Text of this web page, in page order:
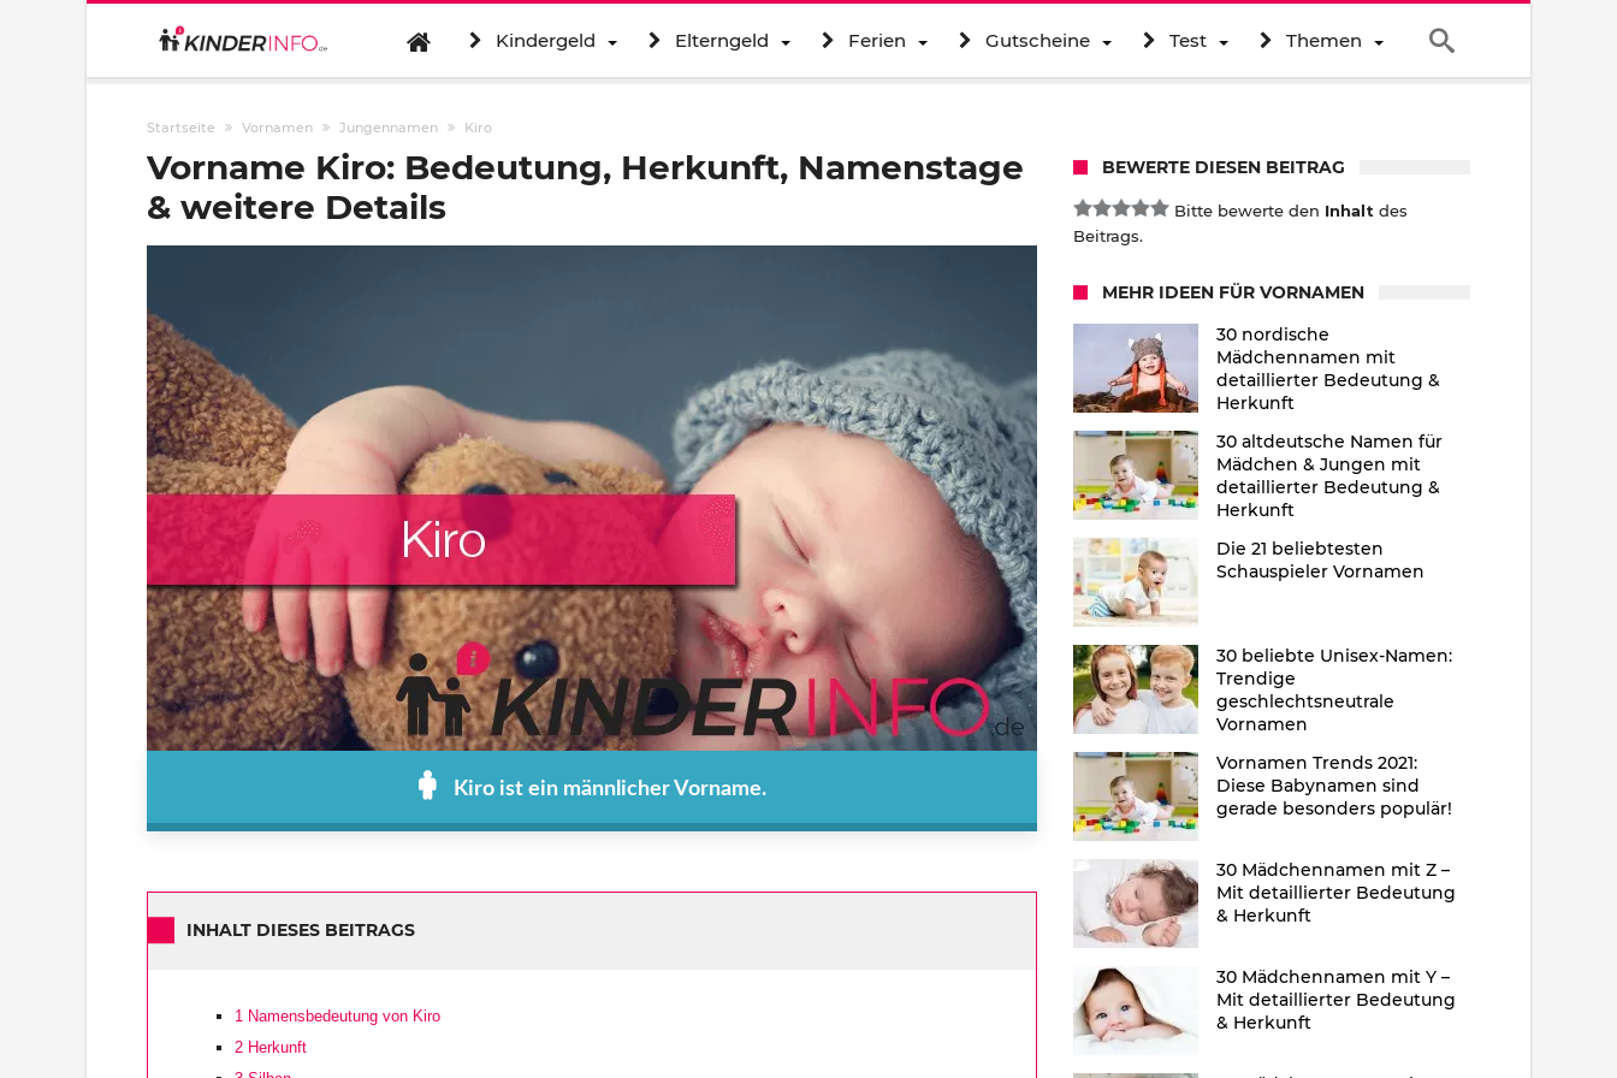
Kindergeld Elterngeld Ferien Gutscheine Test Themen
Startseite Vornamen Jungennamen Kiro
Vorname Kiro: Bedeutung, Herkunft, Namenstage
& weitere Details
Kiro ist ein männlicher Vorname.
INHALT DIESES BEITRAGS
1 Namensbedeutung von Kiro
2 Herkunft
BEWERTE DIESEN BEITRAG
Bitte bewerte den Inhalt des
Beitrags.
MEHR IDEEN FÜR VORNAMEN
30 nordische
Mädchennamen mit
detaillierter Bedeutung &
Herkunft
30 altdeutsche Namen für
Mädchen & Jungen mit
detaillierter Bedeutung &
Herkunft
Die 21 beliebtesten
Schauspieler Vornamen
30 beliebte Unisex-Namen:
Trendige
geschlechtsneutrale
Vornamen
Vornamen Trends 2021:
Diese Babynamen sind
gerade besonders populär!
30 Mädchennamen mit Z –
Mit detaillierter Bedeutung
& Herkunft
30 Mädchennamen mit Y –
Mit detaillierter Bedeutung
& Herkunft